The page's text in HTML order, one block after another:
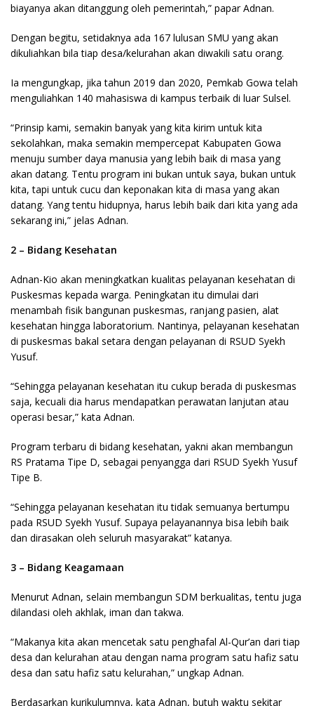
biayanya akan ditanggung oleh pemerintah,” papar Adnan.
Dengan begitu, setidaknya ada 167 lulusan SMU yang akan
dikuliahkan bila tiap desa/kelurahan akan diwakili satu orang.
Ia mengungkap, jika tahun 2019 dan 2020, Pemkab Gowa telah
menguliahkan 140 mahasiswa di kampus terbaik di luar Sulsel.
“Prinsip kami, semakin banyak yang kita kirim untuk kita
sekolahkan, maka semakin mempercepat Kabupaten Gowa
menuju sumber daya manusia yang lebih baik di masa yang
akan datang. Tentu program ini bukan untuk saya, bukan untuk
kita, tapi untuk cucu dan keponakan kita di masa yang akan
datang. Yang tentu hidupnya, harus lebih baik dari kita yang ada
sekarang ini,” jelas Adnan.
2 – Bidang Kesehatan
Adnan-Kio akan meningkatkan kualitas pelayanan kesehatan di
Puskesmas kepada warga. Peningkatan itu dimulai dari
menambah fisik bangunan puskesmas, ranjang pasien, alat
kesehatan hingga laboratorium. Nantinya, pelayanan kesehatan
di puskesmas bakal setara dengan pelayanan di RSUD Syekh
Yusuf.
“Sehingga pelayanan kesehatan itu cukup berada di puskesmas
saja, kecuali dia harus mendapatkan perawatan lanjutan atau
operasi besar,” kata Adnan.
Program terbaru di bidang kesehatan, yakni akan membangun
RS Pratama Tipe D, sebagai penyangga dari RSUD Syekh Yusuf
Tipe B.
“Sehingga pelayanan kesehatan itu tidak semuanya bertumpu
pada RSUD Syekh Yusuf. Supaya pelayanannya bisa lebih baik
dan dirasakan oleh seluruh masyarakat” katanya.
3 – Bidang Keagamaan
Menurut Adnan, selain membangun SDM berkualitas, tentu juga
dilandasi oleh akhlak, iman dan takwa.
“Makanya kita akan mencetak satu penghafal Al-Qur’an dari tiap
desa dan kelurahan atau dengan nama program satu hafiz satu
desa dan satu hafiz satu kelurahan,” ungkap Adnan.
Berdasarkan kurikulumnya, kata Adnan, butuh waktu sekitar